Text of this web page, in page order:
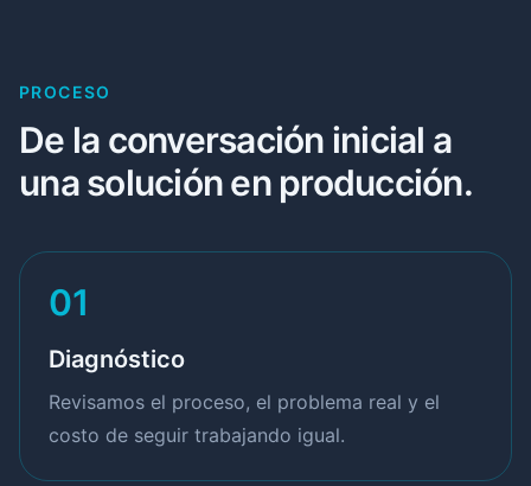
PROCESO
De la conversación inicial a
una solución en producción.
01
Diagnóstico
Revisamos el proceso, el problema real y el
costo de seguir trabajando igual.